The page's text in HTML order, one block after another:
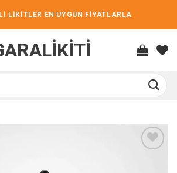
LİKİTLER EN UYGUN FİYATLARLA